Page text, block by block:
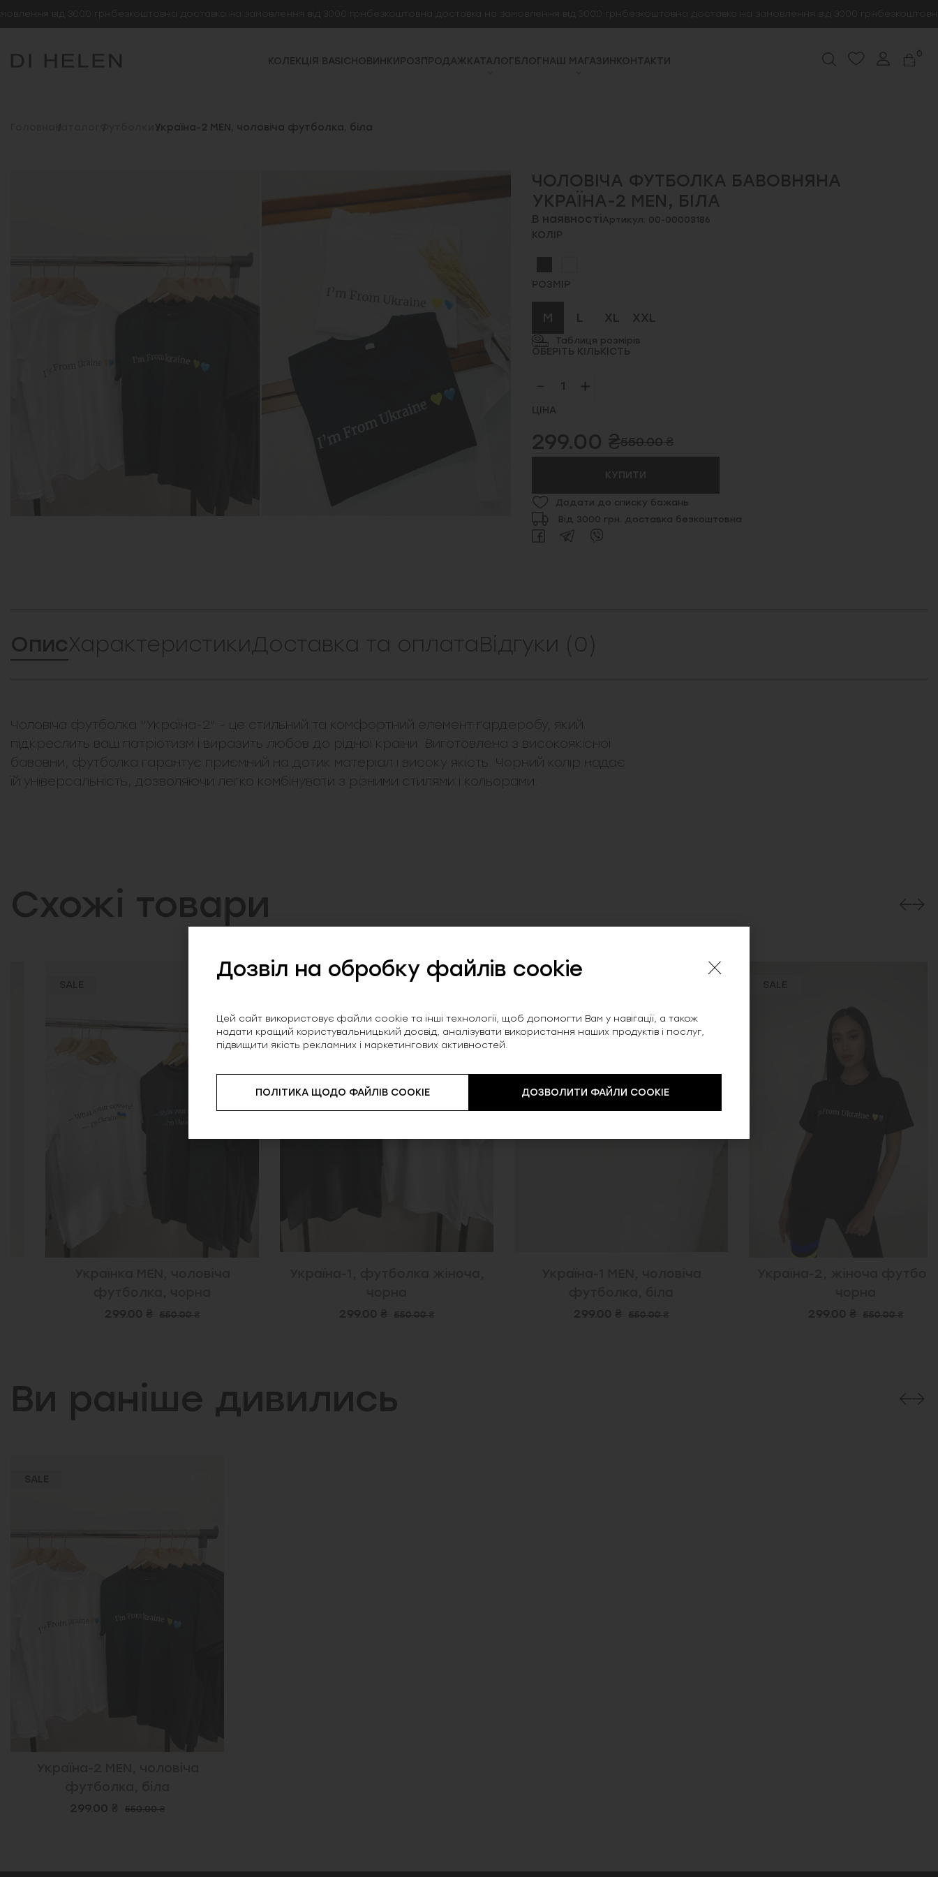
від 3000 грн безкоштовна доставка на замовлення від 3000 грн безкоштовна доставка на замовлення від 3000 грн безкоштовна доставка на замовлення від 3000 грн безкоштовна
КОЛЕКЦІЯ BASICНОВИНКИРОЗПРОДАЖКАТАЛОГБЛОГНАШ МАГАЗИНКОНТАКТИ
0
Каталог Футболки Україна-2 MEN, чоловіча футболка, біла
ЧОЛОВІЧА ФУТБОЛКА БАВОВНЯНА
УКРАЇНА-2 MEN, БІЛА
В наявностіАртикул: 00-00003186
КОЛІР
РОЗМІР
M L XL XXL
Таблиця розмірів
ОБЕРІТЬ КІЛЬКІСТЬ
ЦІНА
299.00 ₴550.00 ₴
КУПИТИ
Додати до списку бажань
Від 3000 грн. доставка безкоштовна
ОписХарактеристикиДоставка та оплатаВідгуки (0)
Чоловіча футболка "Україна-2" - це стильний та комфортний елемент гардеробу, який
підкреслить ваш патріотизм і виразить любов до рідної країни. Виготовлена з високоякісної
бавовни, футболка гарантує приємний на дотик матеріал і високу якість. Чорний колір надає
їй універсальність, дозволяючи легко комбінувати з різними стилями і кольорами.
Схожі товари
299.00 ₴ 550.00 ₴ 299.00 ₴ 550.00 ₴ 299.00 ₴ 550.00 ₴ 299.00 ₴ 550.00 ₴
Ви раніше дивились
299.00 ₴ 550.00 ₴
Дозвіл на обробку файлів cookie
Цей сайт використовує файли cookie та інші технології, щоб допомогти Вам у навігації, а також
надати кращий користувальницький досвід, аналізувати використання наших продуктів і послуг,
підвищити якість рекламних і маркетингових активностей.
ПОЛІТИКА ЩОДО ФАЙЛІВ COOKIE ДОЗВОЛИТИ ФАЙЛИ COOKIE